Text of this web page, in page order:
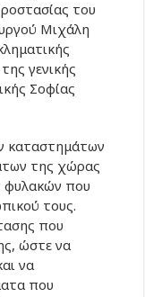
του
Μιχάλη
γενικής
Σοφίας
καταστημάτων
της χώρας
φυλακών που
τους.
που
ώστε να
να
που